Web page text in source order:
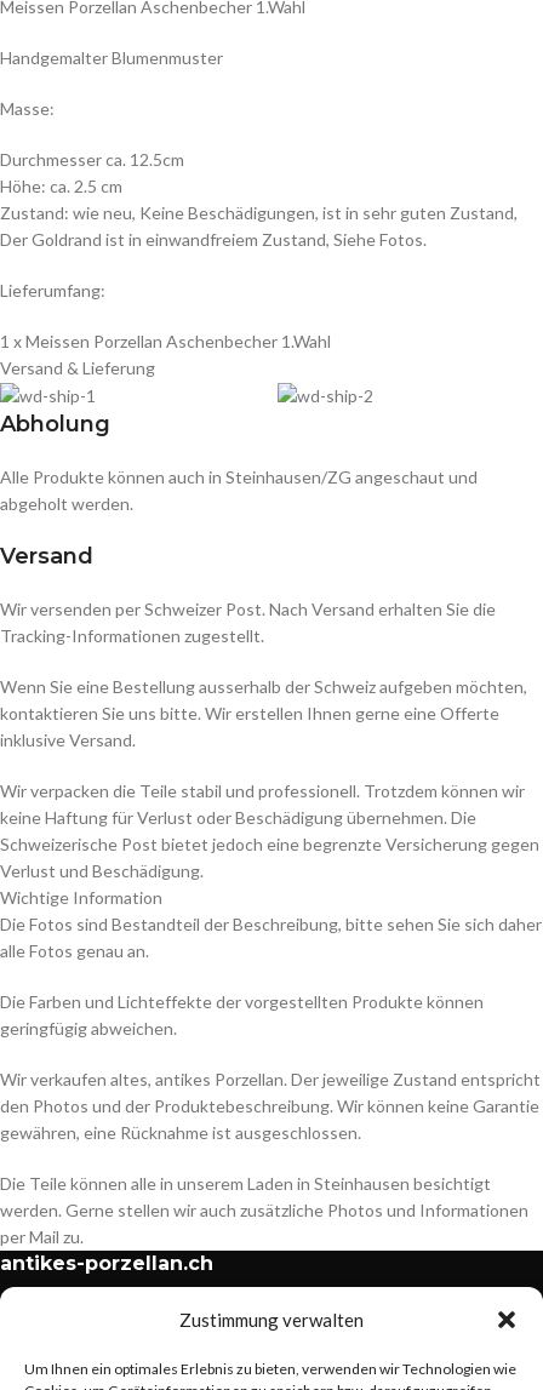
Zustimmung verwalten
Um Ihnen ein optimales Erlebnis zu bieten, verwenden wir Technologien wie
Meissen Porzellan Aschenbecher 1.Wahl
Handgemalter Blumenmuster
Masse:
Durchmesser ca. 12.5cm
Höhe: ca. 2.5 cm
Zustand: wie neu, Keine Beschädigungen, ist in sehr guten Zustand,
Der Goldrand ist in einwandfreiem Zustand, Siehe Fotos.
Lieferumfang:
1 x Meissen Porzellan Aschenbecher 1.Wahl
Versand & Lieferung
Abholung
Alle Produkte können auch in Steinhausen/ZG angeschaut und
abgeholt werden.
Versand
Wir versenden per Schweizer Post. Nach Versand erhalten Sie die
Tracking-Informationen zugestellt.
Wenn Sie eine Bestellung ausserhalb der Schweiz aufgeben möchten,
kontaktieren Sie uns bitte. Wir erstellen Ihnen gerne eine Offerte
inklusive Versand.
Wir verpacken die Teile stabil und professionell. Trotzdem können wir
keine Haftung für Verlust oder Beschädigung übernehmen. Die
Schweizerische Post bietet jedoch eine begrenzte Versicherung gegen
Verlust und Beschädigung.
Wichtige Information
Die Fotos sind Bestandteil der Beschreibung, bitte sehen Sie sich daher
alle Fotos genau an.
Die Farben und Lichteffekte der vorgestellten Produkte können
geringfügig abweichen.
Wir verkaufen altes, antikes Porzellan. Der jeweilige Zustand entspricht
den Photos und der Produktebeschreibung. Wir können keine Garantie
gewähren, eine Rücknahme ist ausgeschlossen.
Die Teile können alle in unserem Laden in Steinhausen besichtigt
werden. Gerne stellen wir auch zusätzliche Photos und Informationen
per Mail zu.
antikes-porzellan.ch